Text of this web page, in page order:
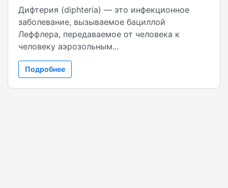
Дифтерия (diphteria) — это инфекционное
заболевание, вызываемое бациллой
Леффлера, передаваемое от человека к
человеку аэрозольным...
Подробнее